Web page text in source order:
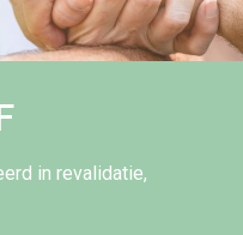
in revalidatie,